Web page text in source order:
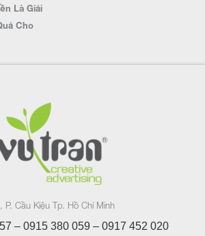
Là Giải
Cho
P. Cầu Kiệu Tp. Hồ Chí Minh
– 0915 380 059 – 0917 452 020